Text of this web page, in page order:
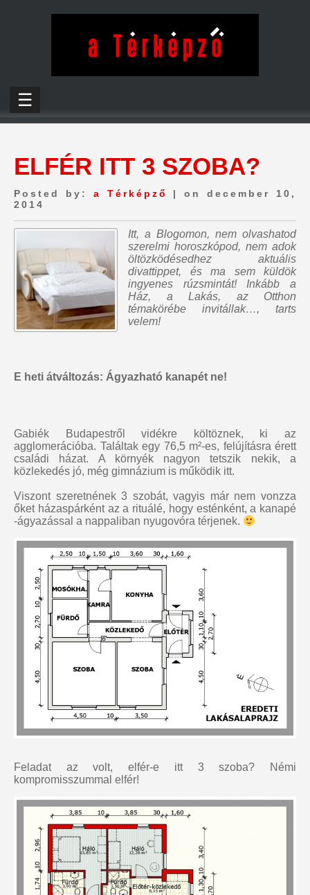
☰
ELFÉR ITT 3 SZOBA?
Posted by: a Térképző
| on december 10,
2014
Itt, a Blogomon, nem olvashatod
szerelmi horoszkópod, nem adok
öltözködésedhez aktuális
divattippet, és ma sem küldök
ingyenes rúzsmintát! Inkább a
Ház, a Lakás, az Otthon
témakörébe invitállak…, tarts
velem!
E heti átváltozás: Ágyazható kanapét ne!
Gabiék Budapestről vidékre költöznek, ki az
agglomerációba. Találtak egy 76,5 m²-es, felújításra érett
családi házat. A környék nagyon tetszik nekik, a
közlekedés jó, még gimnázium is működik itt.
Viszont szeretnének 3 szobát, vagyis már nem vonzza
őket házaspárként az a rituálé, hogy esténként, a kanapé
-ágyazással a nappaliban nyugovóra térjenek.
Feladat az volt, elfér-e itt 3 szoba? Némi
kompromisszummal elfér!